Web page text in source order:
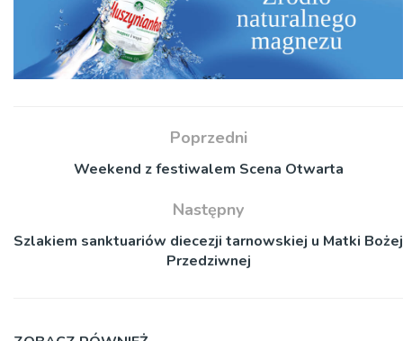
Poprzedni
Weekend z festiwalem Scena Otwarta
Następny
Szlakiem sanktuariów diecezji tarnowskiej u Matki Bożej
Przedziwnej